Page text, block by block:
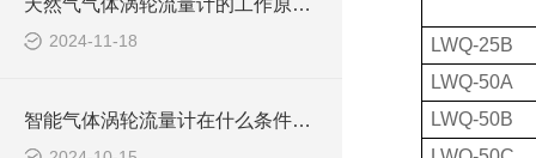
天然气气体涡轮流量计的工作原理与应用解析
2024-11-18
智能气体涡轮流量计在什么条件下使用？
LWQ-25B
LWQ-50A
LWQ-50B